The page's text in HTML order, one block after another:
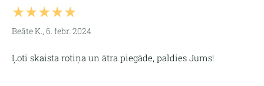
★★★★★
Beāte K., 6. febr. 2024
Ļoti skaista rotiņa un ātra piegāde, paldies Jums!